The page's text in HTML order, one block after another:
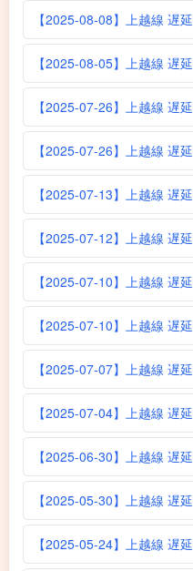
【2025-08-08】上越線 遅延
【2025-08-05】上越線 遅延
【2025-07-26】上越線 遅延
【2025-07-26】上越線 遅延
【2025-07-13】上越線 遅延
【2025-07-12】上越線 遅延
【2025-07-10】上越線 遅延
【2025-07-10】上越線 遅延
【2025-07-07】上越線 遅延
【2025-07-04】上越線 遅延
【2025-06-30】上越線 遅延
【2025-05-30】上越線 遅延
【2025-05-24】上越線 遅延